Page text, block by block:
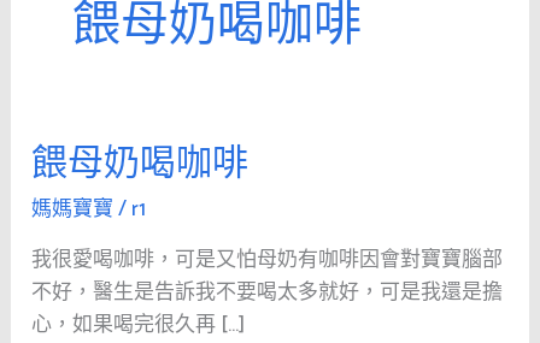
餵母奶喝咖啡
餵母奶喝咖啡
媽媽寶寶/r1
我很愛喝咖啡，可是又怕母奶有咖啡因會對寶寶腦部
不好，醫生是告訴我不要喝太多就好，可是我還是擔
心，如果喝完很久再 […]
餵
母
奶
喝
咖
啡